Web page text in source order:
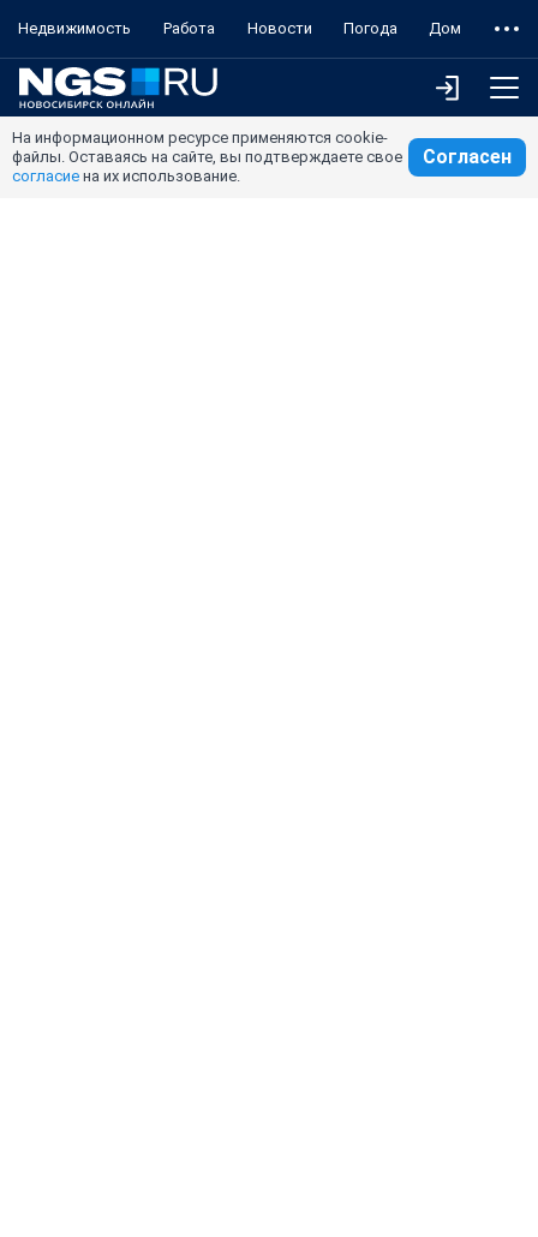
Недвижимость Работа Новости Погода Дом
На информационном ресурсе применяются cookie-
файлы. Оставаясь на сайте, вы подтверждаете свое
согласие на их использование.
Согласен